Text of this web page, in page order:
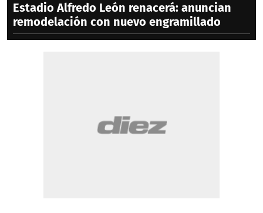
Estadio Alfredo León renacerá: anuncian
remodelación con nuevo engramillado